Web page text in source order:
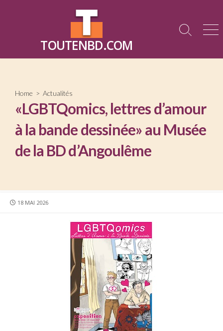
TOUTENBD.COM
Search
Home > Actualités
«LGBTQomics, lettres d’amour
à la bande dessinée» au Musée
de la BD d’Angoulême
PUBLISHED
18 MAI 2026